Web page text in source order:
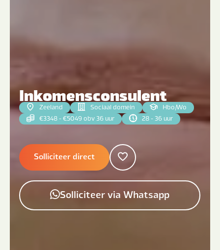
Inkomensconsulent
Zeeland Sociaal domein Hbo|Wo
€3348 - €5049 obv 36 uur
28 - 36 uur
Solliciteer direct
Solliciteer via Whatsapp